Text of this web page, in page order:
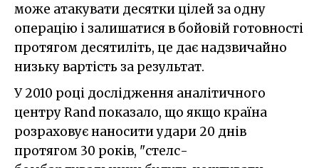
може атакувати десятки цілей за одну
операцію і залишатися в бойовій готовності
протягом десятиліть, це дає надзвичайно
низьку вартість за результат.
У 2010 році дослідження аналітичного
центру Rand показало, що якщо країна
розраховує наносити удари 20 днів
протягом 30 років, "стелс-